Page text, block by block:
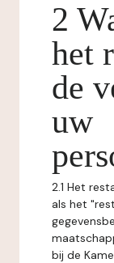
2
het
de
uw
2.1 Het
als het
bij de